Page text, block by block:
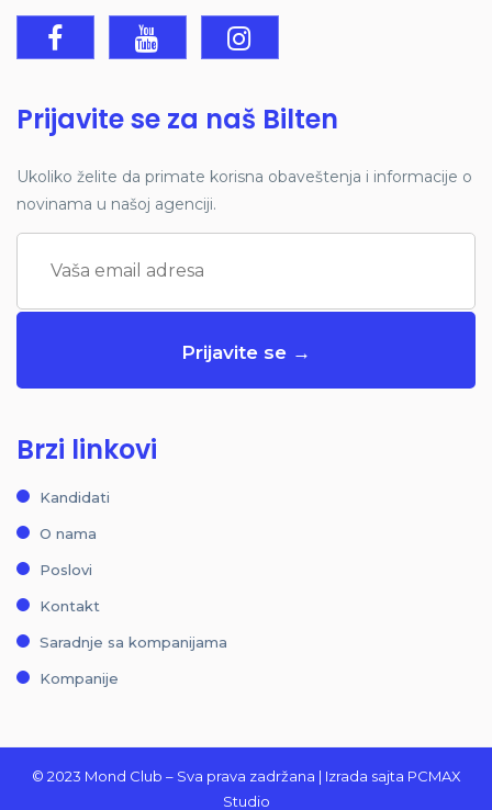
Prijavite se za naš Bilten
Ukoliko želite da primate korisna obaveštenja i informacije o
novinama u našoj agenciji.
Brzi linkovi
Kandidati
O nama
Poslovi
Kontakt
Saradnje sa kompanijama
Kompanije
© 2023 Mond Club – Sva prava zadržana | Izrada sajta PCMAX
Studio